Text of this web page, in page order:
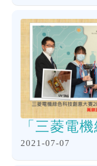
2021-07-07